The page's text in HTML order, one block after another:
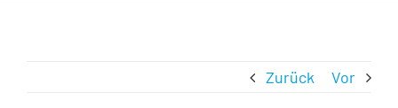
Zurück Vor